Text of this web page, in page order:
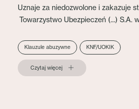
Uznaje za niedozwolone i zakazuje
Towarzystwo Ubezpieczeń (...) S.A.
Klauzule abuzywne KNF/UOKIK
Czytaj więcej